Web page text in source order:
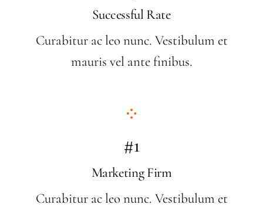
Successful Rate
Curabitur ac leo nunc. Vestibulum et
mauris vel ante finibus.
#1
Marketing Firm
Curabitur ac leo nunc. Vestibulum et